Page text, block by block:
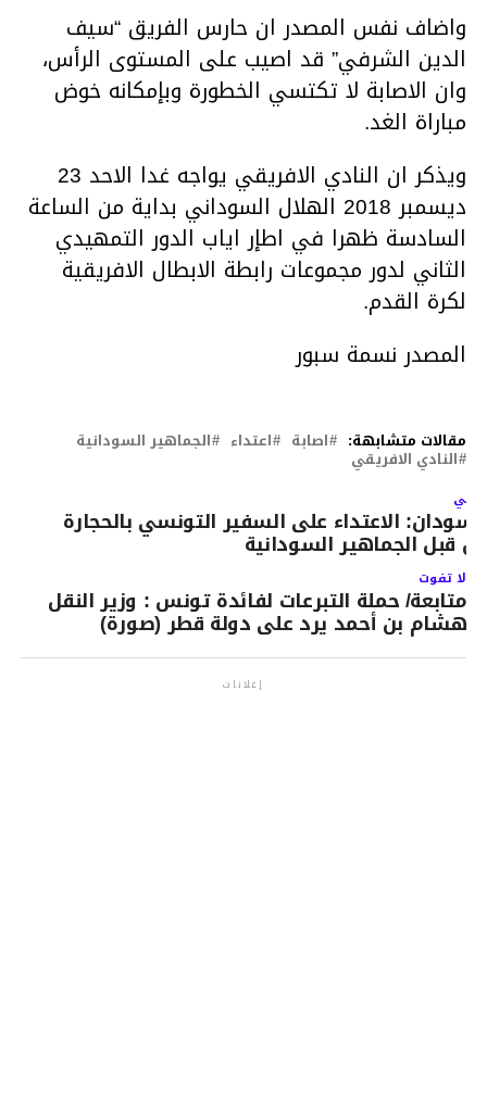
واضاف نفس المصدر ان حارس الفريق “سيف
الدين الشرفي” قد اصيب على المستوى الرأس،
وان الاصابة لا تكتسي الخطورة وبإمكانه خوض
مباراة الغد.
ويذكر ان النادي الافريقي يواجه غدا الاحد 23
ديسمبر 2018 الهلال السوداني بداية من الساعة
السادسة ظهرا في اطإر اياب الدور التمهيدي
الثاني لدور مجموعات رابطة الابطال الافريقية
لكرة القدم.
المصدر نسمة سبور
مقالات متشابهة: اصابة اعتداء الجماهير السودانية
النادي الافريقي
الاعتداء على السفير التونسي بالحجارة
قبل الجماهير السودانية
لا تفوت
متابعة/ حملة التبرعات لفائدة تونس : وزير النقل
هشام بن أحمد يرد على دولة قطر (صورة)
إعلانات